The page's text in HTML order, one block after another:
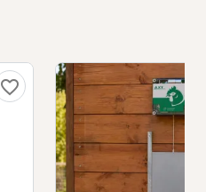
favorite_border